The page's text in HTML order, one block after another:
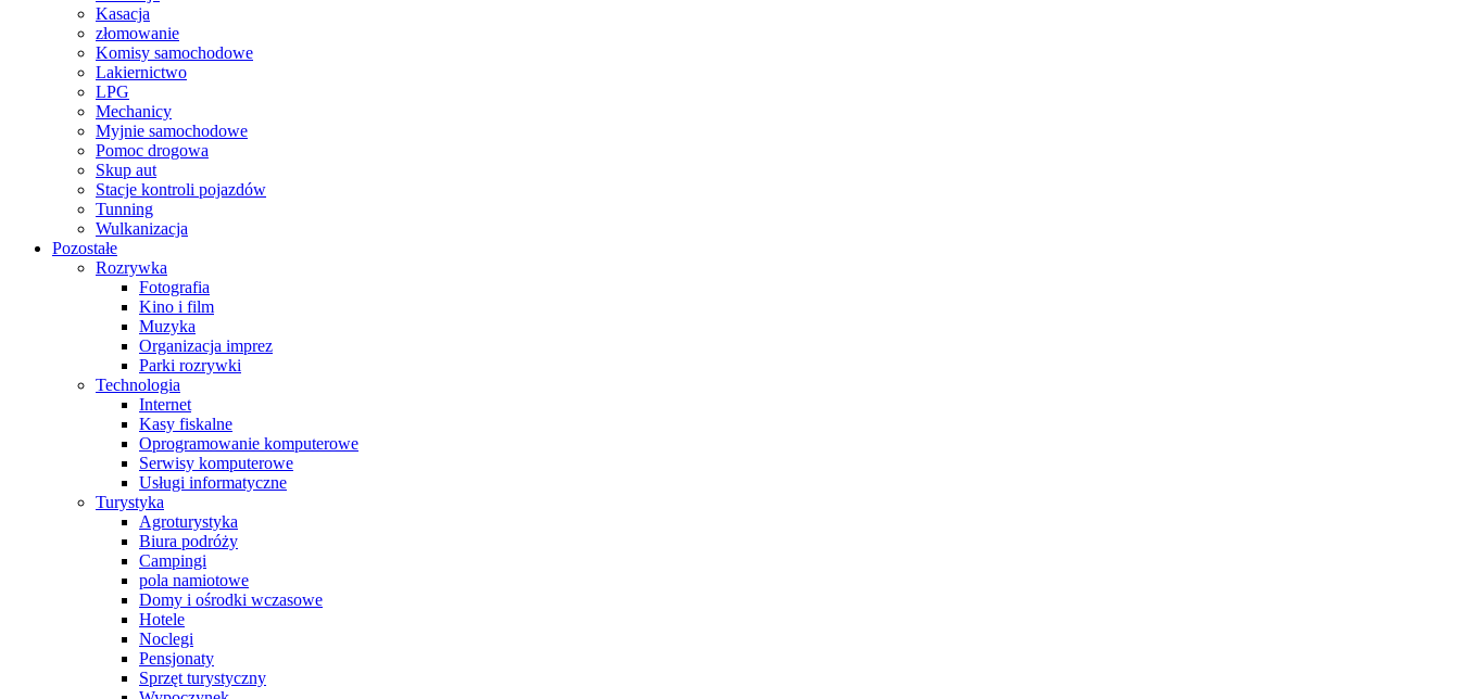
Kasacja
złomowanie
Komisy samochodowe
Lakiernictwo
LPG
Mechanicy
Myjnie samochodowe
Pomoc drogowa
Skup aut
Stacje kontroli pojazdów
Tunning
Wulkanizacja
Pozostałe
Rozrywka
Fotografia
Kino i film
Muzyka
Organizacja imprez
Parki rozrywki
Technologia
Internet
Kasy fiskalne
Oprogramowanie komputerowe
Serwisy komputerowe
Usługi informatyczne
Turystyka
Agroturystyka
Biura podróży
Campingi
pola namiotowe
Domy i ośrodki wczasowe
Hotele
Noclegi
Pensjonaty
Sprzęt turystyczny